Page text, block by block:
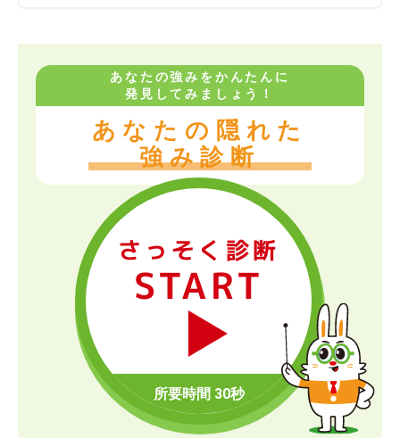
あなたの強みをかんたんに
発見してみましょう！
あなたの隠れた
強み診断
さっそく診断
START